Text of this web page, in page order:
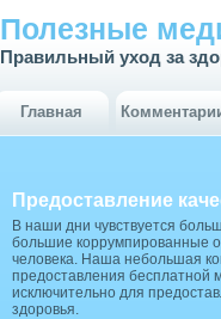
Полезные
Правильный уход за
Главная
Предоставление
В наши дни чувствуется
большие коррумпированные
человека. Наша небольшая
предоставления бесплатной
исключительно для
здоровья.